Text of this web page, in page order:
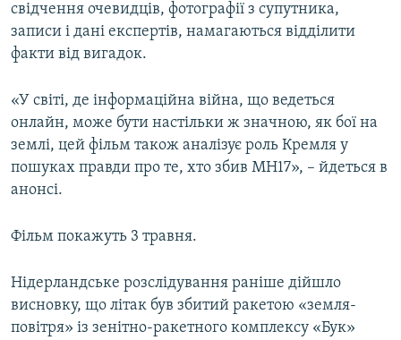
свідчення очевидців, фотографії з супутника,
записи і дані експертів, намагаються відділити
факти від вигадок.
«У світі, де інформаційна війна, що ведеться
онлайн, може бути настільки ж значною, як бої на
землі, цей фільм також аналізує роль Кремля у
пошуках правди про те, хто збив MH17», – йдеться в
анонсі.
Фільм покажуть 3 травня.
Нідерландське розслідування раніше дійшло
висновку, що літак був збитий ракетою «земля-
повітря» із зенітно-ракетного комплексу «Бук»